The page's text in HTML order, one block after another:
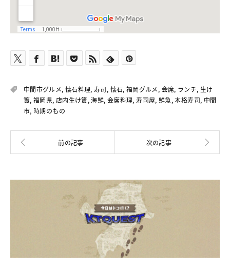
中間市グルメ, 懐石料理,寿司, 懐石,福岡グルメ, 会席, ランチ, 生け
簀,福岡県, 店内生け簀,海鮮, 会席料理,寿司屋, 鮮魚,本格寿司, 中間
市, 時期のもの